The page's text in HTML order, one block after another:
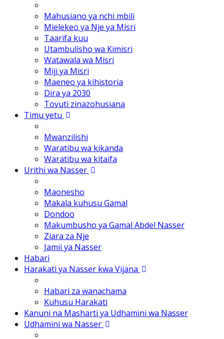
Mahusiano ya nchi mbili
Mielekeo ya Nje ya Misri
Taarifa kuu
Utambulisho wa Kimisri
Watawala wa Misri
Miji ya Misri
Maeneo ya kihistoria
Dira ya 2030
Tovuti zinazohusiana
Timu yetu
Mwanzilishi
Waratibu wa kikanda
Waratibu wa kitaifa
Urithi wa Nasser
Maonesho
Makala kuhusu Gamal
Dondoo
Makumbusho ya Gamal Abdel Nasser
Ziara za Nje
Jamii ya Nasser
Habari
Harakati ya Nasser kwa Vijana
Habari za wanachama
Kuhusu Harakati
Kanuni na Masharti ya Udhamini wa Nasser
Udhamini wa Nasser